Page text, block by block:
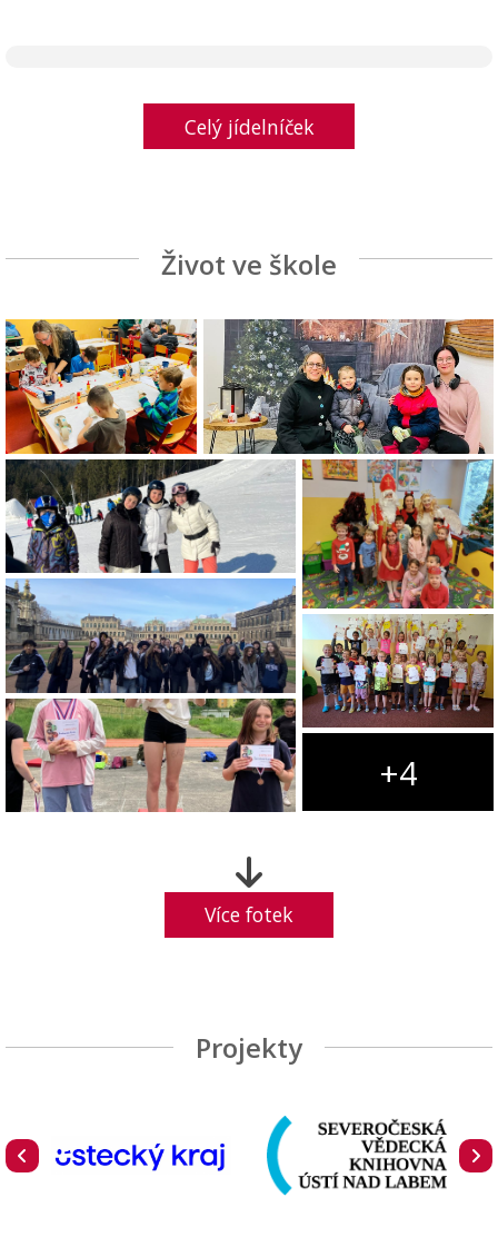
Celý jídelníček
Život ve škole
+4
Více fotek
Projekty